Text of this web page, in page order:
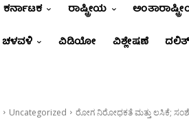
ಕರ್ನಾಟಕ ರಾಷ್ಟ್ರೀಯ
ಚಳವಳಿ ವಿಡಿಯೋ ವಿಶ್ಲೇಷಣೆ ದಲಿತ್
Uncategorized ರೋಗ ನಿರೋಧಕತೆ ಮತ್ತು ಲಸಿಕೆ;